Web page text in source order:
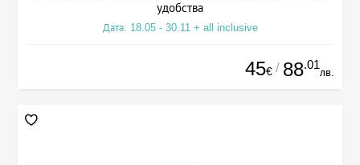
удобства
Дата: 18.05 - 30.11 + all inclusive
45€ / 88.01
лв.